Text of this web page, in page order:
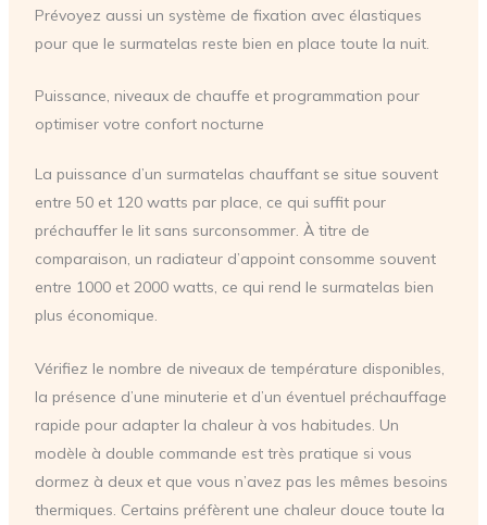
Prévoyez aussi un système de fixation avec élastiques
pour que le surmatelas reste bien en place toute la nuit.
Puissance, niveaux de chauffe et programmation pour
optimiser votre confort nocturne
La puissance d’un surmatelas chauffant se situe souvent
entre 50 et 120 watts par place, ce qui suffit pour
préchauffer le lit sans surconsommer. À titre de
comparaison, un radiateur d’appoint consomme souvent
entre 1000 et 2000 watts, ce qui rend le surmatelas bien
plus économique.
Vérifiez le nombre de niveaux de température disponibles,
la présence d’une minuterie et d’un éventuel préchauffage
rapide pour adapter la chaleur à vos habitudes. Un
modèle à double commande est très pratique si vous
dormez à deux et que vous n’avez pas les mêmes besoins
thermiques. Certains préfèrent une chaleur douce toute la